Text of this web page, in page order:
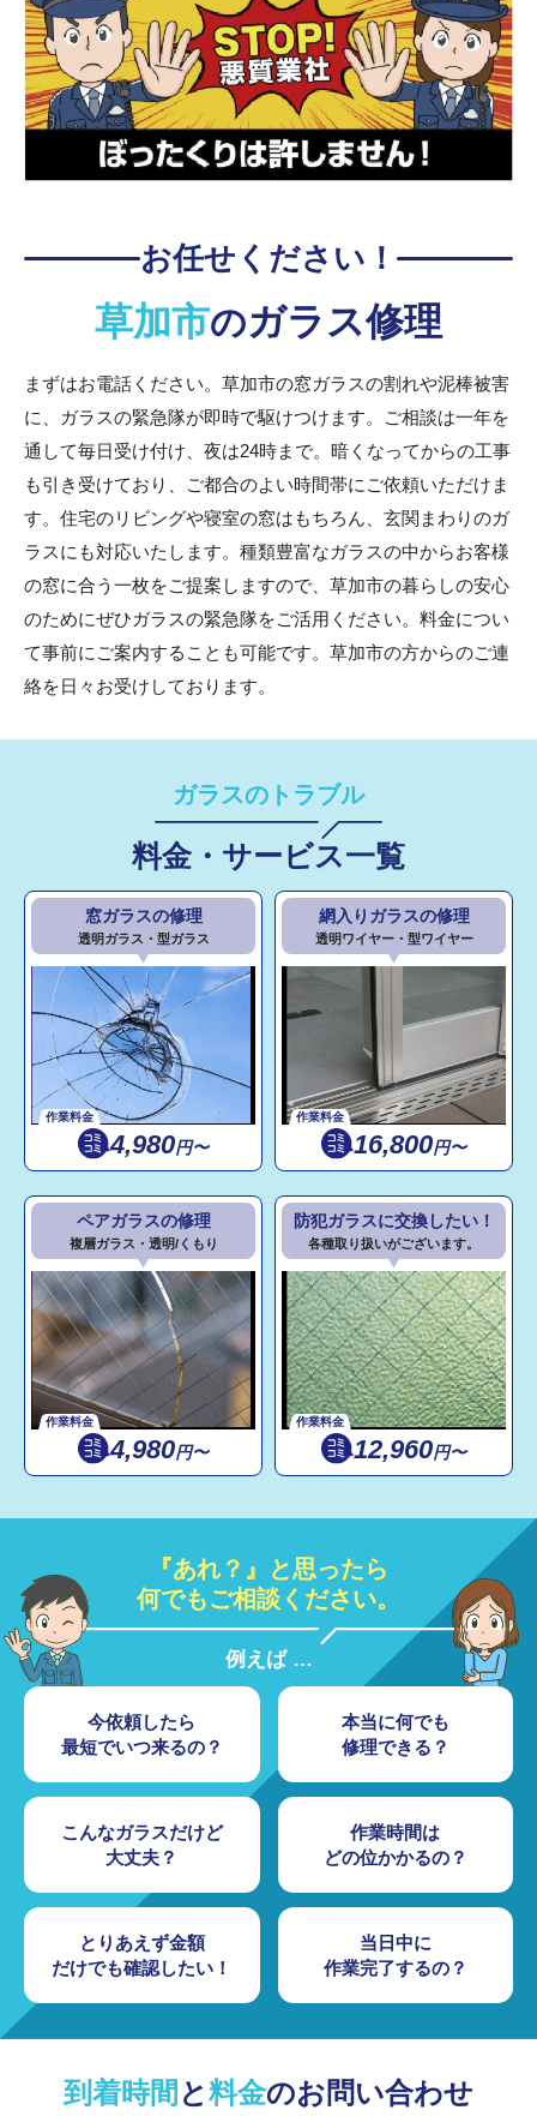
お任せください！
草加市のガラス修理
まずはお電話ください。草加市の窓ガラスの割れや泥棒被害
に、ガラスの緊急隊が即時で駆けつけます。ご相談は一年を
通して毎日受け付け、夜は24時まで。暗くなってからの工事
も引き受けており、ご都合のよい時間帯にご依頼いただけま
す。住宅のリビングや寝室の窓はもちろん、玄関まわりのガ
ラスにも対応いたします。種類豊富なガラスの中からお客様
の窓に合う一枚をご提案しますので、草加市の暮らしの安心
のためにぜひガラスの緊急隊をご活用ください。料金につい
て事前にご案内することも可能です。草加市の方からのご連
絡を日々お受けしております。
ガラスのトラブル
料金・サービス一覧
窓ガラスの修理
透明ガラス・型ガラス
作業料金
4,980円〜
網入りガラスの修理
透明ワイヤー・型ワイヤー
作業料金
16,800円〜
ペアガラスの修理
複層ガラス・透明/くもり
作業料金
4,980円〜
防犯ガラスに交換したい！
各種取り扱いがございます。
作業料金
12,960円〜
『あれ？』と思ったら
何でもご相談ください。
例えば …
今依頼したら
最短でいつ来るの？
本当に何でも
修理できる？
こんなガラスだけど
大丈夫？
作業時間は
どの位かかるの？
とりあえず金額
だけでも確認したい！
当日中に
作業完了するの？
到着時間 と料金のお問い合わせ